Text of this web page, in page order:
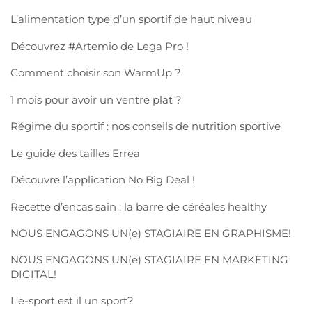
L’alimentation type d’un sportif de haut niveau
Découvrez #Artemio de Lega Pro !
Comment choisir son WarmUp ?
1 mois pour avoir un ventre plat ?
Régime du sportif : nos conseils de nutrition sportive
Le guide des tailles Errea
Découvre l’application No Big Deal !
Recette d’encas sain : la barre de céréales healthy
NOUS ENGAGONS UN(e) STAGIAIRE EN GRAPHISME!
NOUS ENGAGONS UN(e) STAGIAIRE EN MARKETING
DIGITAL!
L’e-sport est il un sport?